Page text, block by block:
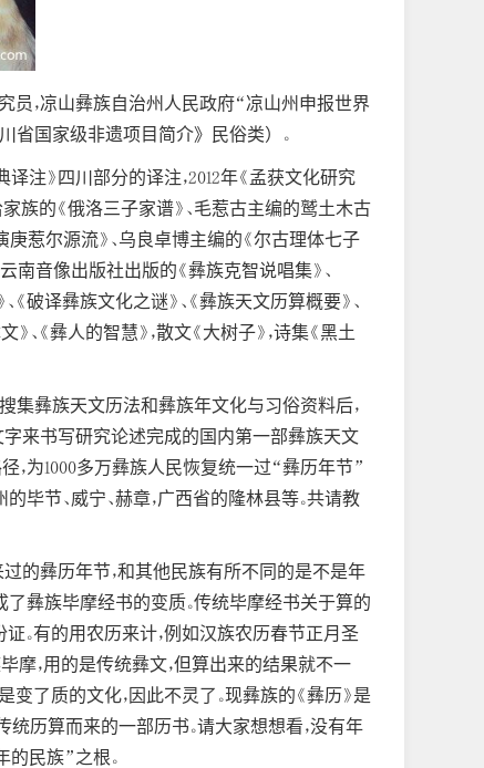
员，凉山彝族自治州人民政府“凉山州申报世界
川省国家级非遗项目简介》民俗类） 。
注》四川部分的译注，2012年《孟获文化研究
族的《俄洛三子家谱》、毛惹古主编的鹫土木古
惹尔源流》、乌良卓博主编的《尔古理体七子
南音像出版社出版的《彝族克智说唱集》、
《破译彝族文化之谜》、《彝族天文历算概要》、
、《彝人的智慧》，散文《大树子》，诗集《黑土
集彝族天文历法和彝族年文化与习俗资料后，
字来书写研究论述完成的国内第一部彝族天文
，为1000多万彝族人民恢复统一过“彝历年节”
毕节、威宁、赫章，广西省的隆林县等。共请教
的彝历年节，和其他民族有所不同的是不是年
了彝族毕摩经书的变质。传统毕摩经书关于算的
。有的用农历来计，例如汉族农历春节正月圣
摩，用的是传统彝文，但算出来的结果就不一
了质的文化，因此不灵了。现彝族的《彝历》是
历算而来的一部历书。请大家想想看，没有年
的民族”之根。